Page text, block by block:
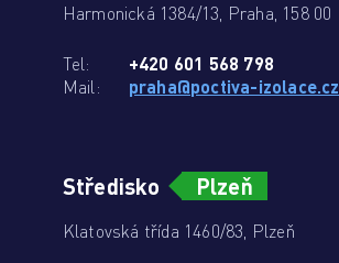
Harmonická 1384/13, Praha, 158 00
Tel:
+420 601 568 798
Mail:
praha@poctiva-izolace.cz
Středisko Plzeň
Klatovská třída 1460/83, Plzeň